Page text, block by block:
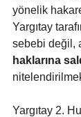
yönelik
Yargıtay
sebebi değil,
haklarına
Yargıtay 2.